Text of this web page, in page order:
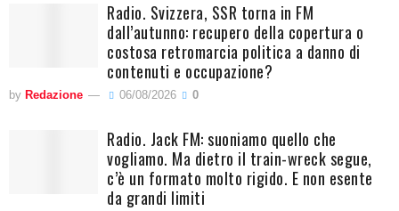
Radio. Svizzera, SSR torna in FM
dall’autunno: recupero della copertura o
costosa retromarcia politica a danno di
contenuti e occupazione?
by Redazione 06/08/2026 0
Radio. Jack FM: suoniamo quello che
vogliamo. Ma dietro il train-wreck segue,
c’è un formato molto rigido. E non esente
da grandi limiti